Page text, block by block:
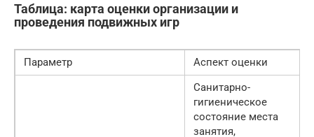
Таблица: карта оценки организации и
проведения подвижных игр
Параметр Аспект оценки
Санитарно-
гигиеническое
состояние места
занятия,